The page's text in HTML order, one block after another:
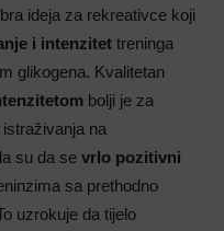
ideja za rekreativce koji
i intenzitet treninga
glikogena. Kvalitetan
bolji je za
na
su da se vrlo pozitivni
sa prethodno
uzrokuje da tijelo